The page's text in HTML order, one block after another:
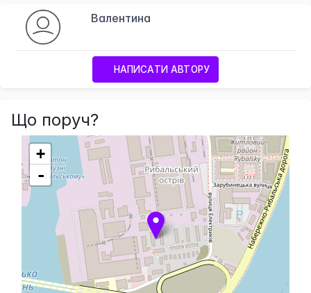
Валентина
НАПИСАТИ АВТОРУ
Що поруч?
+
-